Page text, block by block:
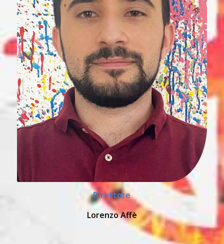
Direttore
Lorenzo Affè